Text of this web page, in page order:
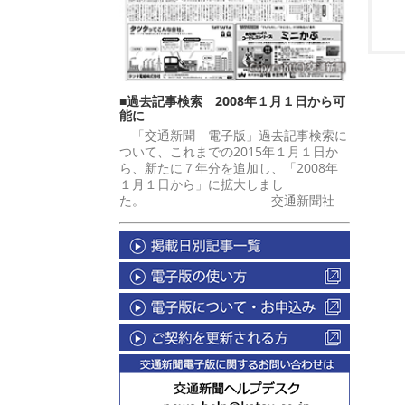
■過去記事検索 2008年１月１日から可
能に
「交通新聞 電子版」過去記事検索に
ついて、これまでの2015年１月１日か
ら、新たに７年分を追加し、「2008年
１月１日から」に拡大しまし
た。 交通新聞社